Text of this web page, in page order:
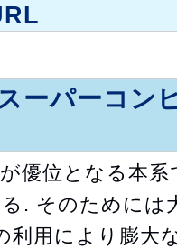
ーパーコン
優位となる本
. そのためには
利用により膨大